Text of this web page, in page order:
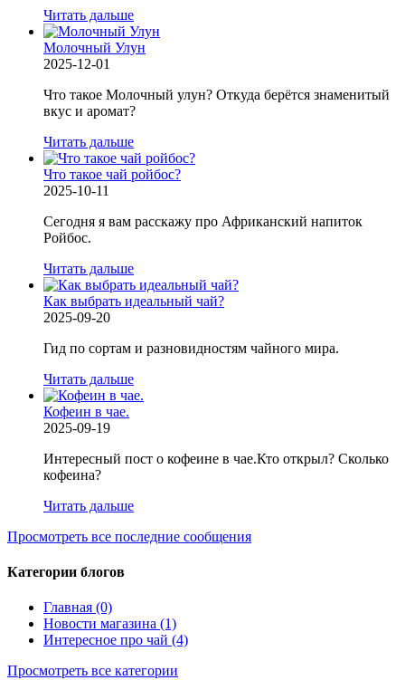
Читать дальше
Молочный Улун
2025-12-01
Что такое Молочный улун? Откуда берётся знаменитый
вкус и аромат?
Читать дальше
Что такое чай ройбос?
2025-10-11
Сегодня я вам расскажу про Африканский напиток
Ройбос.
Читать дальше
Как выбрать идеальный чай?
2025-09-20
Гид по сортам и разновидностям чайного мира.
Читать дальше
Кофеин в чае.
2025-09-19
Интересный пост о кофеине в чае.Кто открыл? Сколько
кофеина?
Читать дальше
Просмотреть все последние сообщения
Категории блогов
Главная (0)
Новости магазина (1)
Интересное про чай (4)
Просмотреть все категории